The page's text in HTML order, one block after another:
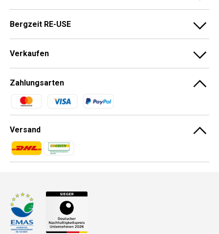
Bergzeit RE-USE
Verkaufen
Zahlungsarten
Zahlungsmethoden
Versand
Zahlungsmethoden
Zahlungsmethoden